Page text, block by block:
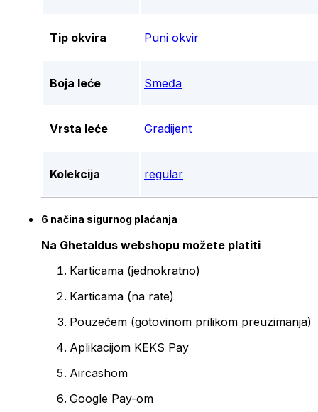
Tip okvira Puni okvir
Boja leće Smeđa
Vrsta leće Gradijent
Kolekcija regular
6 načina sigurnog plaćanja
Na Ghetaldus webshopu možete platiti
Karticama (jednokratno)
Karticama (na rate)
Pouzećem (gotovinom prilikom preuzimanja)
Aplikacijom KEKS Pay
Aircashom
Google Pay-om